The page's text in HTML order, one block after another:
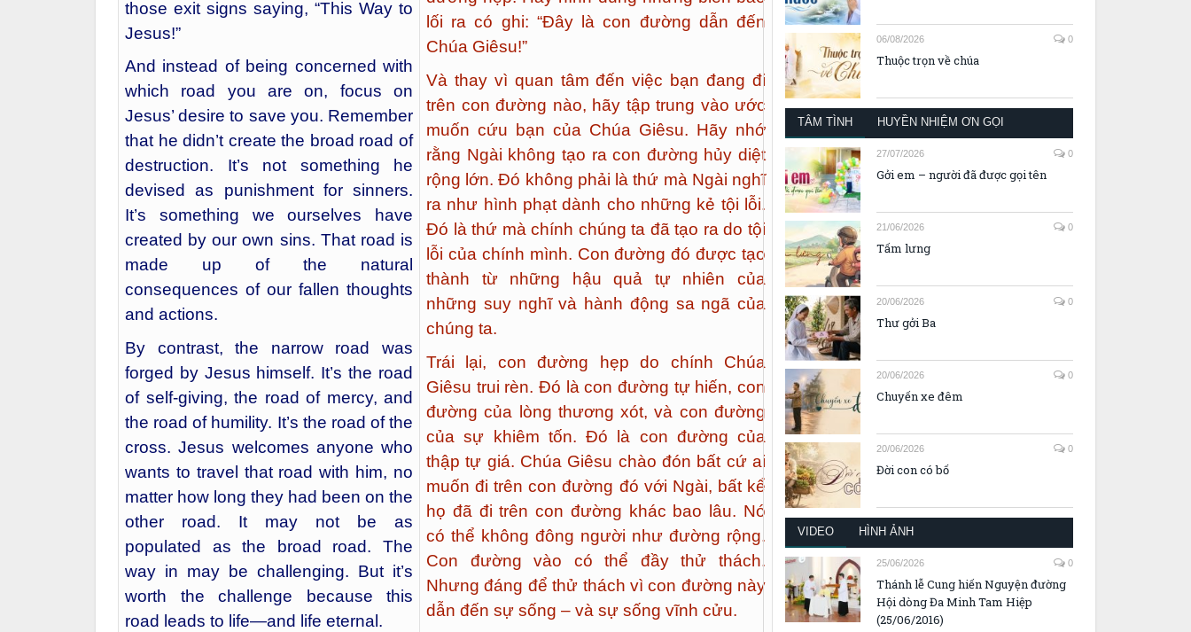
those exit signs saying, “This Way to
Jesus!”
And instead of being concerned with
which road you are on, focus on
Jesus’ desire to save you. Remember
that he didn’t create the broad road of
destruction. It’s not something he
devised as punishment for sinners.
It’s something we ourselves have
created by our own sins. That road is
made up of the natural
consequences of our fallen thoughts
and actions.
By contrast, the narrow road was
forged by Jesus himself. It’s the road
of self-giving, the road of mercy, and
the road of humility. It’s the road of the
cross. Jesus welcomes anyone who
wants to travel that road with him, no
matter how long they had been on the
other road. It may not be as
populated as the broad road. The
way in may be challenging. But it’s
worth the challenge because this
road leads to life—and life eternal.
lối ra có ghi: “Đây là con đường dẫn đến
Chúa Giêsu!”
Và thay vì quan tâm đến việc bạn đang đi
trên con đường nào, hãy tập trung vào ước
muốn cứu bạn của Chúa Giêsu. Hãy nhớ
rằng Ngài không tạo ra con đường hủy diệt
rộng lớn. Đó không phải là thứ mà Ngài nghĩ
ra như hình phạt dành cho những kẻ tội lỗi.
Đó là thứ mà chính chúng ta đã tạo ra do tội
lỗi của chính mình. Con đường đó được tạo
thành từ những hậu quả tự nhiên của
những suy nghĩ và hành động sa ngã của
chúng ta.
Trái lại, con đường hẹp do chính Chúa
Giêsu trui rèn. Đó là con đường tự hiến, con
đường của lòng thương xót, và con đường
của sự khiêm tốn. Đó là con đường của
thập tự giá. Chúa Giêsu chào đón bất cứ ai
muốn đi trên con đường đó với Ngài, bất kể
họ đã đi trên con đường khác bao lâu. Nó
có thể không đông người như đường rộng.
Con đường vào có thể đầy thử thách.
Nhưng đáng để thử thách vì con đường này
dẫn đến sự sống – và sự sống vĩnh cửu.
06/08/2026 0
Thuộc trọn về chúa
TÂM TÌNH HUYỀN NHIỆM ƠN GỌI
27/07/2026 0
Gởi em – người đã được gọi tên
21/06/2026 0
Tấm lưng
20/06/2026 0
Thư gởi Ba
20/06/2026 0
Chuyến xe đêm
20/06/2026 0
Đời con có bố
VIDEO HÌNH ẢNH
25/06/2026 0
Thánh lễ Cung hiến Nguyện đường
Hội dòng Đa Minh Tam Hiệp
(25/06/2016)